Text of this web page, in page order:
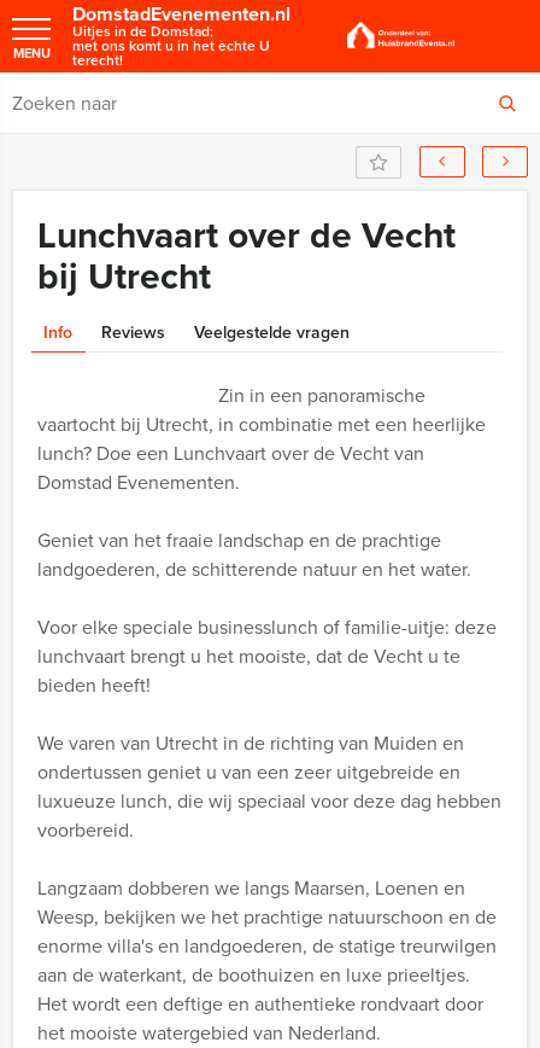
DomstadEvenementen.nl
Uitjes in de Domstad;
met ons komt u in het èchte U
terecht!
MENU
Lunchvaart over de Vecht
bij Utrecht
Info Reviews Veelgestelde vragen
Zin in een panoramische
vaartocht bij Utrecht, in combinatie met een heerlijke
lunch? Doe een Lunchvaart over de Vecht van
Domstad Evenementen.
Geniet van het fraaie landschap en de prachtige
landgoederen, de schitterende natuur en het water.
Voor elke speciale businesslunch of familie-uitje: deze
lunchvaart brengt u het mooiste, dat de Vecht u te
bieden heeft!
We varen van Utrecht in de richting van Muiden en
ondertussen geniet u van een zeer uitgebreide en
luxueuze lunch, die wij speciaal voor deze dag hebben
voorbereid.
Langzaam dobberen we langs Maarsen, Loenen en
Weesp, bekijken we het prachtige natuurschoon en de
enorme villa's en landgoederen, de statige treurwilgen
aan de waterkant, de boothuizen en luxe prieeltjes.
Het wordt een deftige en authentieke rondvaart door
het mooiste watergebied van Nederland.